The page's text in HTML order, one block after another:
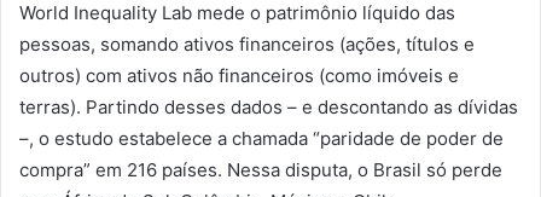
World Inequality Lab mede o patrimônio líquido das
pessoas, somando ativos financeiros (ações, títulos e
outros) com ativos não financeiros (como imóveis e
terras). Partindo desses dados – e descontando as dívidas
–, o estudo estabelece a chamada “paridade de poder de
compra” em 216 países. Nessa disputa, o Brasil só perde